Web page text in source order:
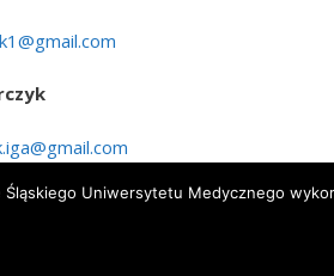
Uniwersytetu Medycznego